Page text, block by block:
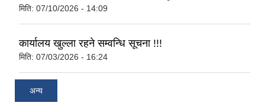
मिति: 07/10/2026 - 14:09
कार्यालय खुल्ला रहने सम्वन्धि सूचना !!!
मिति: 07/03/2026 - 16:24
अन्य